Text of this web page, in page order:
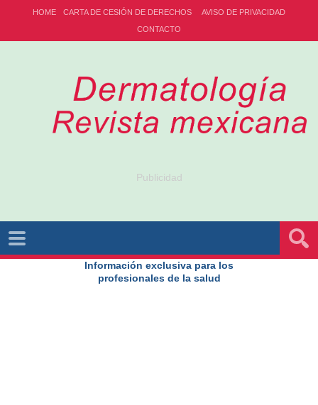
HOME CARTA DE CESIÓN DE DERECHOS
AVISO DE PRIVACIDAD
CONTACTO
Publicidad
Información exclusiva para los
profesionales de la salud